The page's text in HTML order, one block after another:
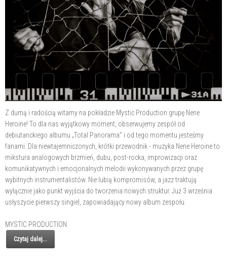
Z dumą i radością witamy na pokładzie Mystic Production grupę Nene
Heroine! To dla nas wyjątkowy moment, obserwujemy zespół od
debiutanckiego albumu „Total Panorama" i od tego momentu jesteśmy
fanami. Dla niewtajemniczonych, krótki przewodnik - muzyka Nene Heroine to
mikstura analogowych brzmień, dubu, post-rocka, improwizacji oraz
komunikatywnych i emocjonalnych melodii wykonywanych przez grupę
wybitnych instrumentalistów. Nie lubią kompromisów, a jazz traktują
wyłącznie jako punkt wyjścia do tworzenia nowych struktur. Już 3 września
usłyszycie pierwszy singiel, zapowiadający nowy album zespołu.
MYSTIC PRODUCTION
Czytaj dalej...